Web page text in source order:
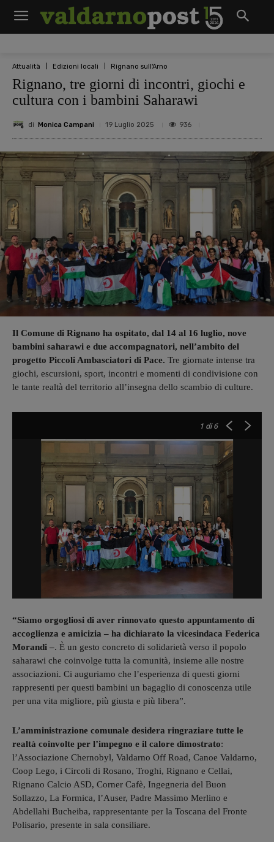
Attualità Edizioni locali Rignano sull'Arno
Rignano, tre giorni di incontri, giochi e
cultura con i bambini Saharawi
di Monica Campani 19 Luglio 2025 936
Il Comune di Rignano ha ospitato, dal 14 al 16 luglio, nove
bambini saharawi e due accompagnatori, nell’ambito del
progetto Piccoli Ambasciatori di Pace. Tre giornate intense tra
giochi, escursioni, sport, incontri e momenti di condivisione con
le tante realtà del territorio all’insegna dello scambio di culture.
1 di 6
“Siamo orgogliosi di aver rinnovato questo appuntamento di
accoglienza e amicizia – ha dichiarato la vicesindaca Federica
Morandi –. È un gesto concreto di solidarietà verso il popolo
saharawi che coinvolge tutta la comunità, insieme alle nostre
associazioni. Ci auguriamo che l’esperienza di questi giorni
rappresenti per questi bambini un bagaglio di conoscenza utile
per una vita migliore, più giusta e più libera”.
L’amministrazione comunale desidera ringraziare tutte le
realtà coinvolte per l’impegno e il calore dimostrato:
l’Associazione Chernobyl, Valdarno Off Road, Canoe Valdarno,
Coop Lego, i Circoli di Rosano, Troghi, Rignano e Cellai,
Rignano Calcio ASD, Corner Cafè, Ingegneria del Buon
Sollazzo, La Formica, l’Auser, Padre Massimo Merlino e
Abdellahi Bucheiba, rappresentante per la Toscana del Fronte
Polisario, presente in sala consiliare.